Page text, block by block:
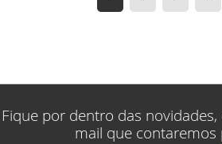
Fique por dentro das
mail que contaremos